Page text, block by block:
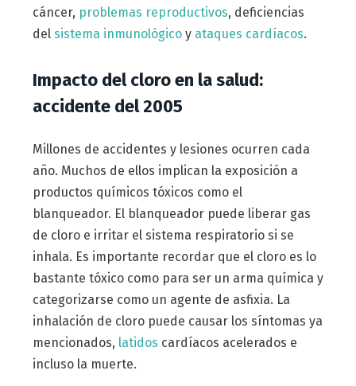
cáncer, problemas reproductivos, deficiencias
del sistema inmunológicoy ataques cardíacos.
Impacto del cloro en la salud:
accidente del 2005
Millones de accidentes y lesiones ocurren cada
año. Muchos de ellos implican la exposición a
productos químicos tóxicos como el
blanqueador. El blanqueador puede liberar gas
de cloro e irritar el sistema respiratorio si se
inhala. Es importante recordar que el cloro es lo
bastante tóxico como para ser un arma química y
categorizarse como un agente de asfixia. La
inhalación de cloro puede causar los síntomas ya
mencionados, latidos cardíacos acelerados e
incluso la muerte.